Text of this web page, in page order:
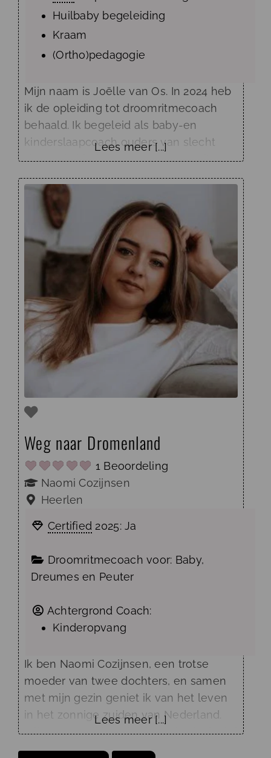
Huilbaby begeleiding
Kraam
(Ortho)pedagogie
Mijn naam is Joëlle van Os. In 2024 heb
ik de opleiding tot droomritmecoach
behaald. Ik begeleid als baby-en
kinderslaapcoach ouders van slecht
slapende kindjes naar meer rust, ritme
en balans in het gezin. Mijn missie?
Ouders weer in hun kracht zetten en
een liefdevolle omgeving creëren
waarin zowel ouder als kind zich
gehoord en begrepen voelen. Naast
mijn werk
Lees meer [...]
Weg naar Dromenland
1 Beoordeling
Naomi Cozijnsen
Heerlen
Certified 2025:Ja
Droomritmecoach voor: Baby,
Dreumes en Peuter
Achtergrond Coach:
Kinderopvang
Ik ben Naomi Cozijnsen, een trotse
moeder van twee dochters, en samen
met mijn gezin geniet ik van het leven
in het zonnige zuiden van Nederland.
Mijn persoonlijke reis als ouder, inclusief
slapeloze nachten en de zoektocht
Lees meer [...]